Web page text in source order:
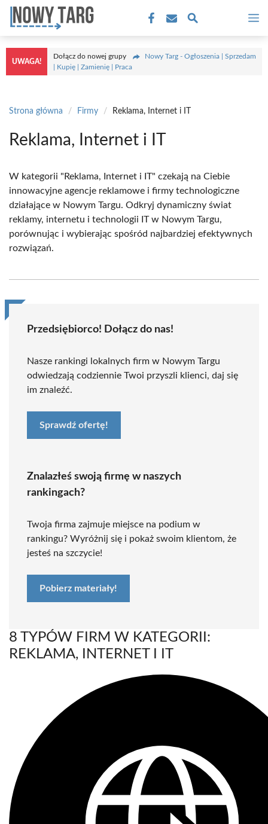
Przejdź
treści
UWAGA!
Dołącz do nowej grupy
Nowy Targ - Ogłoszenia | Sprzedam
| Kupię | Zamienię | Praca
Strona główna / Firmy / Reklama, Internet i IT
Reklama, Internet i IT
W kategorii "Reklama, Internet i IT" czekają na Ciebie
innowacyjne agencje reklamowe i firmy technologiczne
działające w Nowym Targu. Odkryj dynamiczny świat
reklamy, internetu i technologii IT w Nowym Targu,
porównując i wybierając spośród najbardziej efektywnych
rozwiązań.
Przedsiębiorco! Dołącz do nas!
Nasze rankingi lokalnych firm w Nowym Targu
odwiedzają codziennie Twoi przyszli klienci, daj się
im znaleźć.
Sprawdź ofertę!
Znalazłeś swoją firmę w naszych
rankingach?
Twoja firma zajmuje miejsce na podium w
rankingu? Wyróżnij się i pokaż swoim klientom, że
jesteś na szczycie!
Pobierz materiały!
8 TYPÓW FIRM W KATEGORII:
REKLAMA, INTERNET I IT